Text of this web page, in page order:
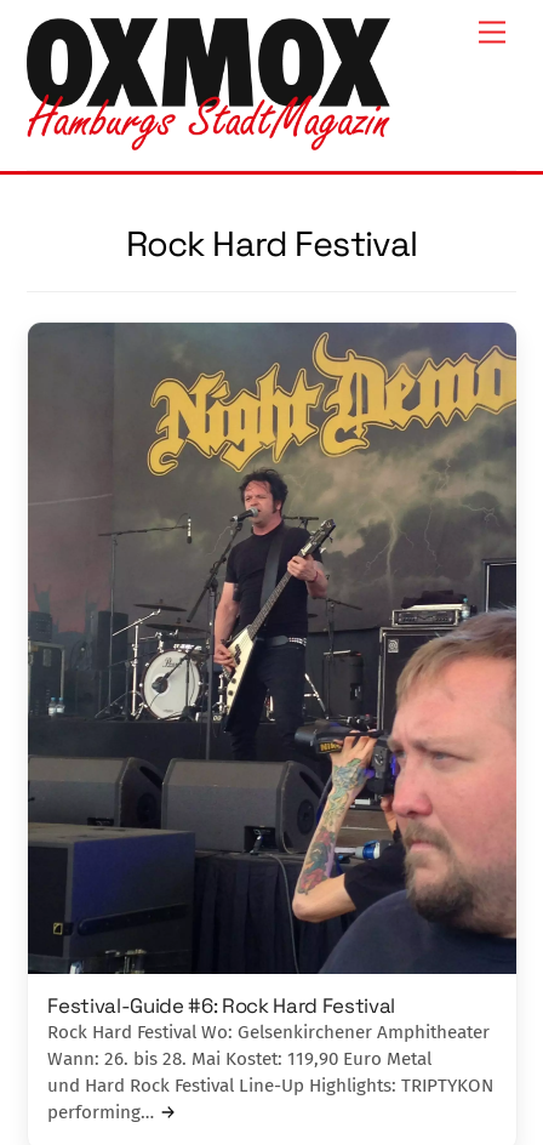
content
Rock Hard Festival
Festival-Guide #6: Rock Hard Festival
Rock Hard Festival Wo: Gelsenkirchener Amphitheater
Wann: 26. bis 28. Mai Kostet: 119,90 Euro Metal
und Hard Rock Festival Line-Up Highlights: TRIPTYKON
performing…